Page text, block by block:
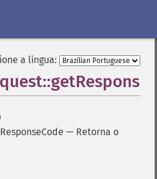
a língua:
— Retorna o